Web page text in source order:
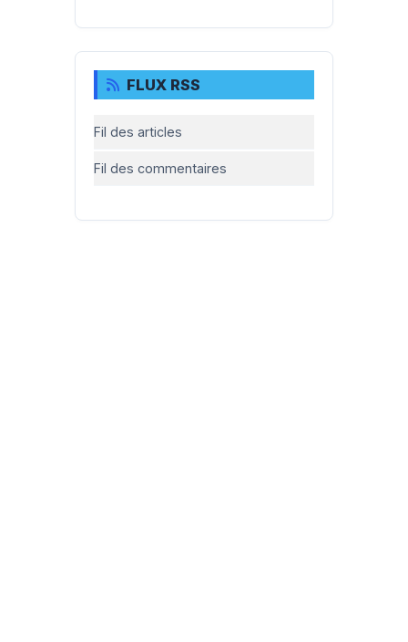
FLUX RSS
Fil des articles
Fil des commentaires